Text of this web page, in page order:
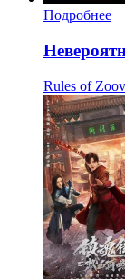
Подробнее
Rules of